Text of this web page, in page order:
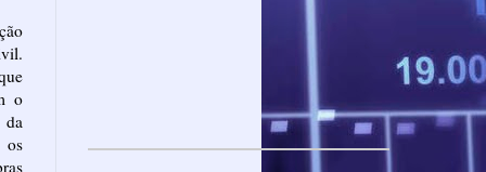
o
os